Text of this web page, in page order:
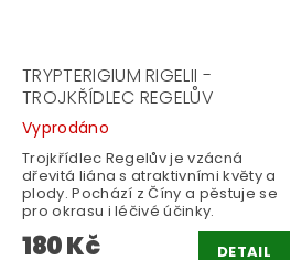
TRYPTERIGIUM RIGELII -
TROJKŘÍDLEC REGELŮV
Vyprodáno
Trojkřídlec Regelův je vzácná
dřevitá liána s atraktivními květy a
plody. Pochází z Číny a pěstuje se
pro okrasu i léčivé účinky.
180 Kč DETAIL